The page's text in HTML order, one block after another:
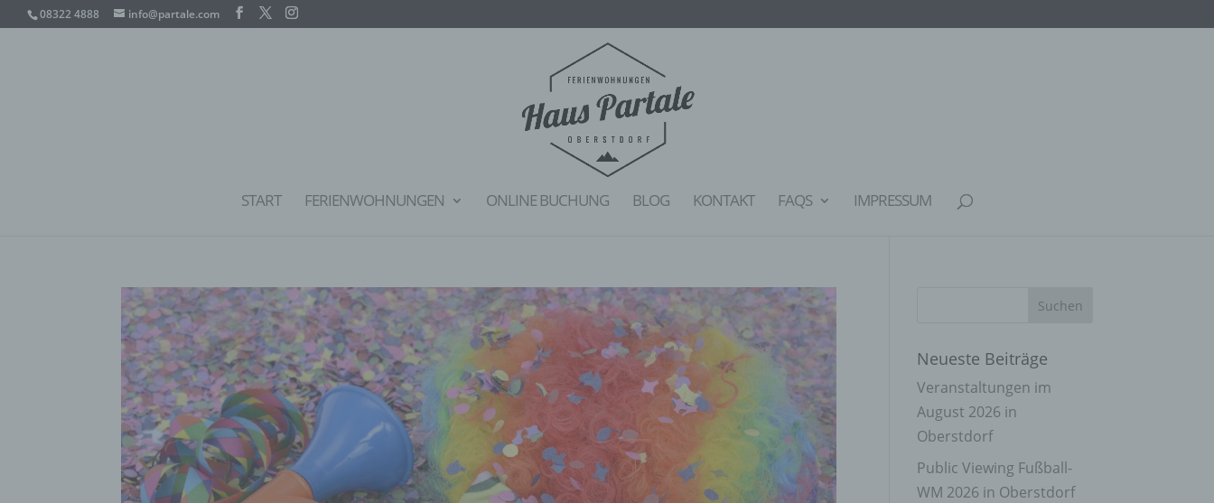
08322 4888 info@partale.com
START FERIENWOHNUNGEN ONLINE BUCHUNG BLOG KONTAKT FAQS IMPRESSUM
Neueste Beiträge
Veranstaltungen im
August 2026 in
Oberstdorf
Public Viewing Fußball-
WM 2026 in Oberstdorf